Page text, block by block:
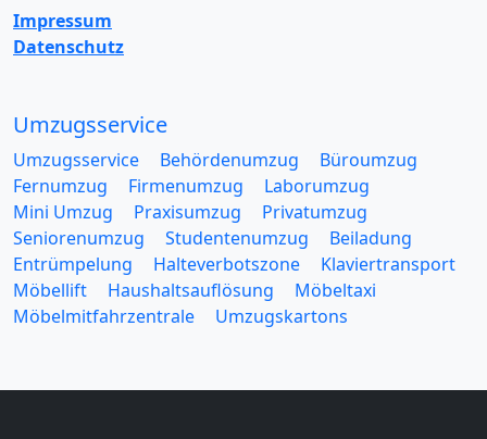
Impressum
Datenschutz
Umzugsservice
Umzugsservice Behördenumzug
Büroumzug
Fernumzug
Firmenumzug
Laborumzug
Mini Umzug
Praxisumzug
Privatumzug
Seniorenumzug
Studentenumzug
Beiladung
Entrümpelung
Halteverbotszone
Klaviertransport
Möbellift
Haushaltsauflösung
Möbeltaxi
Möbelmitfahrzentrale
Umzugskartons